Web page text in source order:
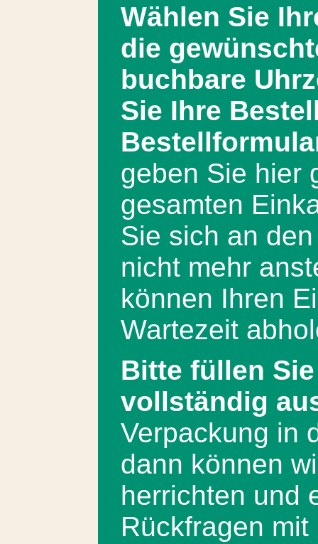
Wählen Sie
die
buchbare
Sie Ihre
geben Sie hier
gesamten
Sie sich an
nicht mehr
können Ihren
Wartezeit
Bitte füllen
vollständig
Verpackung in
dann können
herrichten und
Rückfragen